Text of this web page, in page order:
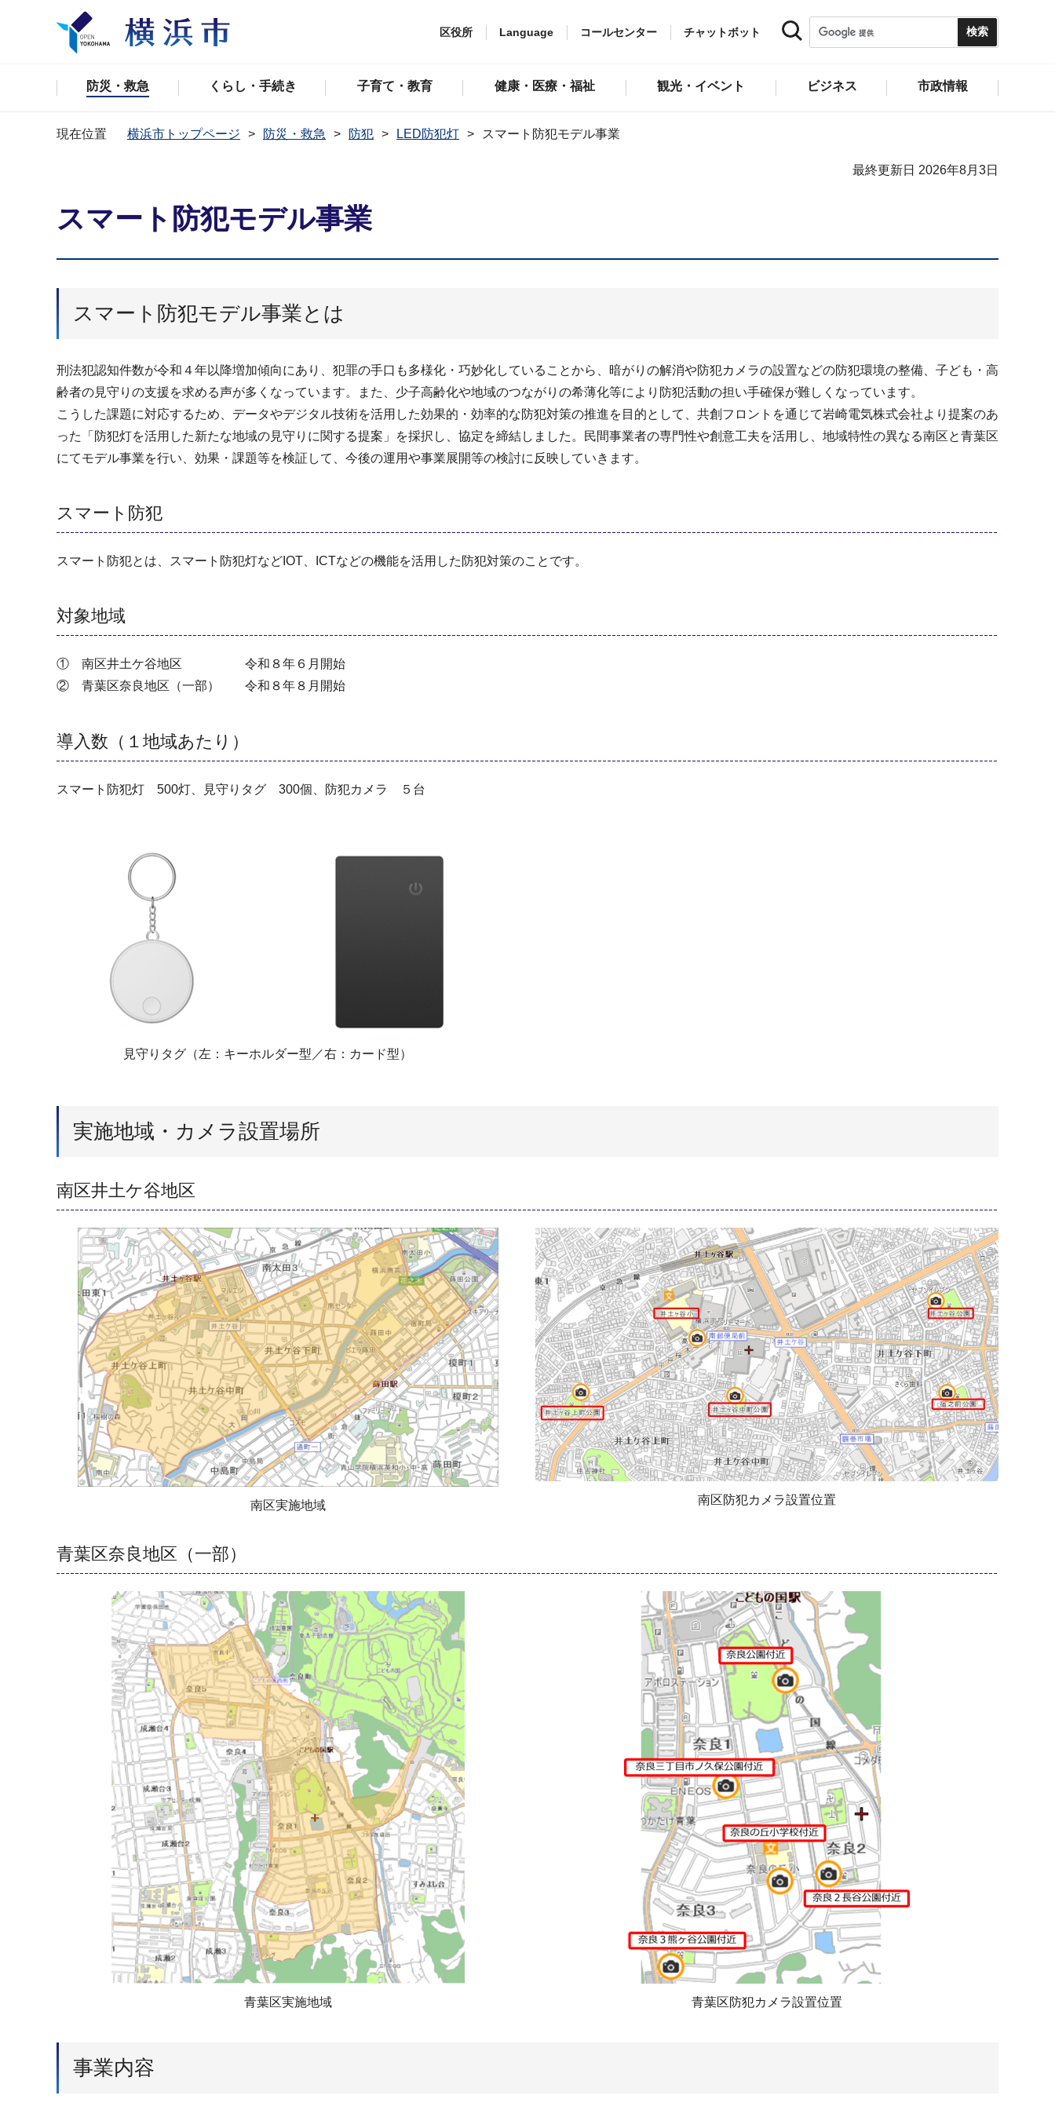
区役所 Language コールセンター チャットボット
防災・救急 くらし・手続き 子育て・教育 健康・医療・福祉 観光・イベント ビジネス 市政情報
現在位置 横浜市トップページ 防災・救急 防犯 LED防犯灯 スマート防犯モデル事業
最終更新日 2026年8月3日
スマート防犯モデル事業
スマート防犯モデル事業とは
刑法犯認知件数が令和４年以降増加傾向にあり、犯罪の手口も多様化・巧妙化していることから、暗がりの解消や防犯カメラの設置などの防犯環境の整備、子ども・高
齢者の見守りの支援を求める声が多くなっています。また、少子高齢化や地域のつながりの希薄化等により防犯活動の担い手確保が難しくなっています。
こうした課題に対応するため、データやデジタル技術を活用した効果的・効率的な防犯対策の推進を目的として、共創フロントを通じて岩崎電気株式会社より提案のあ
った「防犯灯を活用した新たな地域の見守りに関する提案」を採択し、協定を締結しました。民間事業者の専門性や創意工夫を活用し、地域特性の異なる南区と青葉区
にてモデル事業を行い、効果・課題等を検証して、今後の運用や事業展開等の検討に反映していきます。
スマート防犯
スマート防犯とは、スマート防犯灯などIOT、ICTなどの機能を活用した防犯対策のことです。
対象地域
① 南区井土ケ谷地区 令和８年６月開始
② 青葉区奈良地区（一部） 令和８年８月開始
導入数（１地域あたり）
スマート防犯灯 500灯、見守りタグ 300個、防犯カメラ ５台
見守りタグ（左：キーホルダー型／右：カード型）
実施地域・カメラ設置場所
南区井土ケ谷地区
南区実施地域 南区防犯カメラ設置位置
青葉区奈良地区（一部）
青葉区実施地域 青葉区防犯カメラ設置位置
事業内容